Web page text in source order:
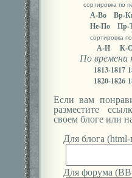
сортировка по
А-Во Вр-
Не-По
Пр-
сортировка
А-И К-
По времени
1813-1817
1820-1826
Если вам
разместите
своем блоге или
Для блога (html-
Для форума